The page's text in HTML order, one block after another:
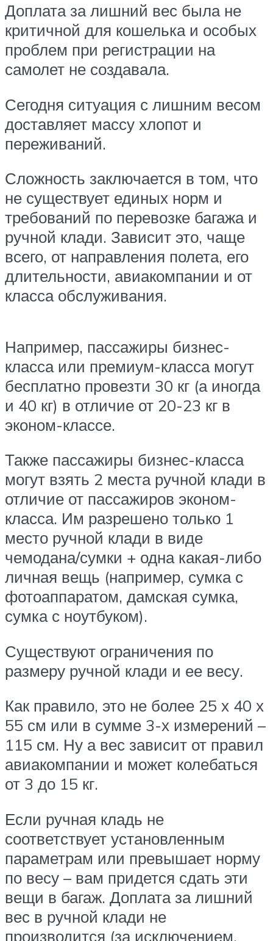
Доплата за лишний вес была не
критичной для кошелька и особых
проблем при регистрации на
самолет не создавала.
Сегодня ситуация с лишним весом
доставляет массу хлопот и
переживаний.
Сложность заключается в том, что
не существует единых норм и
требований по перевозке багажа и
ручной клади. Зависит это, чаще
всего, от направления полета, его
длительности, авиакомпании и от
класса обслуживания.
Например, пассажиры бизнес-
класса или премиум-класса могут
бесплатно провезти 30 кг (а иногда
и 40 кг) в отличие от 20-23 кг в
эконом-классе.
Также пассажиры бизнес-класса
могут взять 2 места ручной клади в
отличие от пассажиров эконом-
класса. Им разрешено только 1
место ручной клади в виде
чемодана/сумки + одна какая-либо
личная вещь (например, сумка с
фотоаппаратом, дамская сумка,
сумка с ноутбуком).
Существуют ограничения по
размеру ручной клади и ее весу.
Как правило, это не более 25 х 40 х
55 см или в сумме 3-х измерений –
115 см. Ну а вес зависит от правил
авиакомпании и может колебаться
от 3 до 15 кг.
Если ручная кладь не
соответствует установленным
параметрам или превышает норму
по весу – вам придется сдать эти
вещи в багаж. Доплата за лишний
вес в ручной клади не
производится (за исключением,